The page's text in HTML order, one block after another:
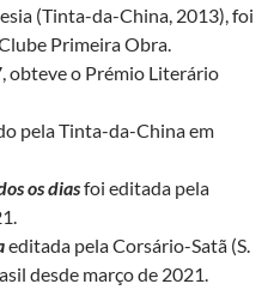
(Tinta-da-China, 2013), foi
Primeira Obra.
obteve o Prémio Literário
pela Tinta-da-China em
os diasfoi editada pela
editada pela Corsário-Satã (S.
desde março de 2021.